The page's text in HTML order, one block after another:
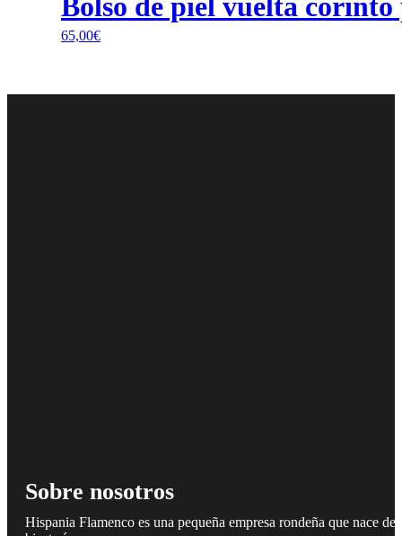
Bolso de piel vuelta
65,00€
Sobre nosotros
Hispania Flamenco es una pequeña empresa rondeña que nace